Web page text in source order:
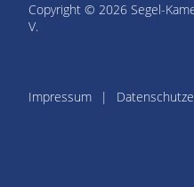
Copyright © 2026 Segel-
V.
Impressum